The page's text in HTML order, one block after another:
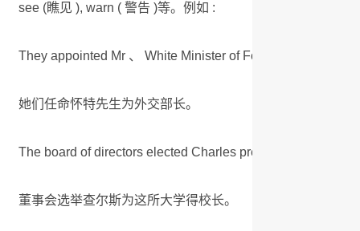
see (瞧见 ), warn ( 警告 )等。例如 :
They appointed Mr 、 White Minister of Foreign Affairs 、
她们任命怀特先生为外交部长。
The board of directors elected Charles president of the
董事会选举查尔斯为这所大学得校长。